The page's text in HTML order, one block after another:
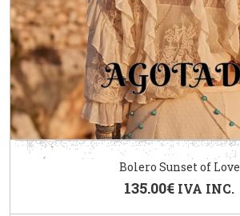
Bolero Sunset of Love
135.00€ IVA INC.